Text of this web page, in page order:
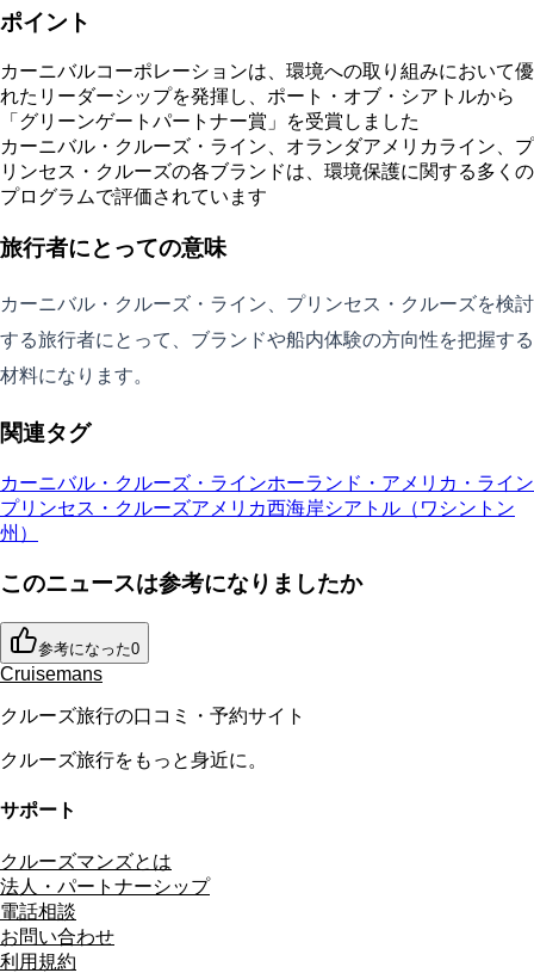
ポイント
カーニバルコーポレーションは、環境への取り組みにおいて優
れたリーダーシップを発揮し、ポート・オブ・シアトルから
「グリーンゲートパートナー賞」を受賞しました
カーニバル・クルーズ・ライン、オランダアメリカライン、プ
リンセス・クルーズの各ブランドは、環境保護に関する多くの
プログラムで評価されています
旅行者にとっての意味
カーニバル・クルーズ・ライン、プリンセス・クルーズを検討
する旅行者にとって、ブランドや船内体験の方向性を把握する
材料になります。
関連タグ
カーニバル・クルーズ・ラインホーランド・アメリカ・ライン
プリンセス・クルーズアメリカ西海岸シアトル（ワシントン
州）
このニュースは参考になりましたか
参考になった0
Cruisemans
クルーズ旅行の口コミ・予約サイト
クルーズ旅行をもっと身近に。
サポート
クルーズマンズとは
法人・パートナーシップ
電話相談
お問い合わせ
利用規約